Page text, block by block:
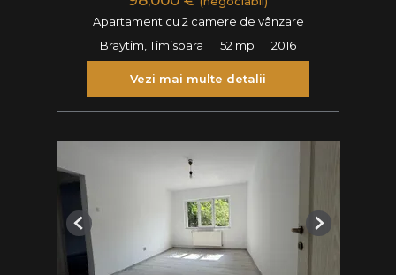
Apartament cu 2 camere de vânzare
Braytim, Timisoara
52 mp 2016
Vezi mai multe detalii
Previous Next